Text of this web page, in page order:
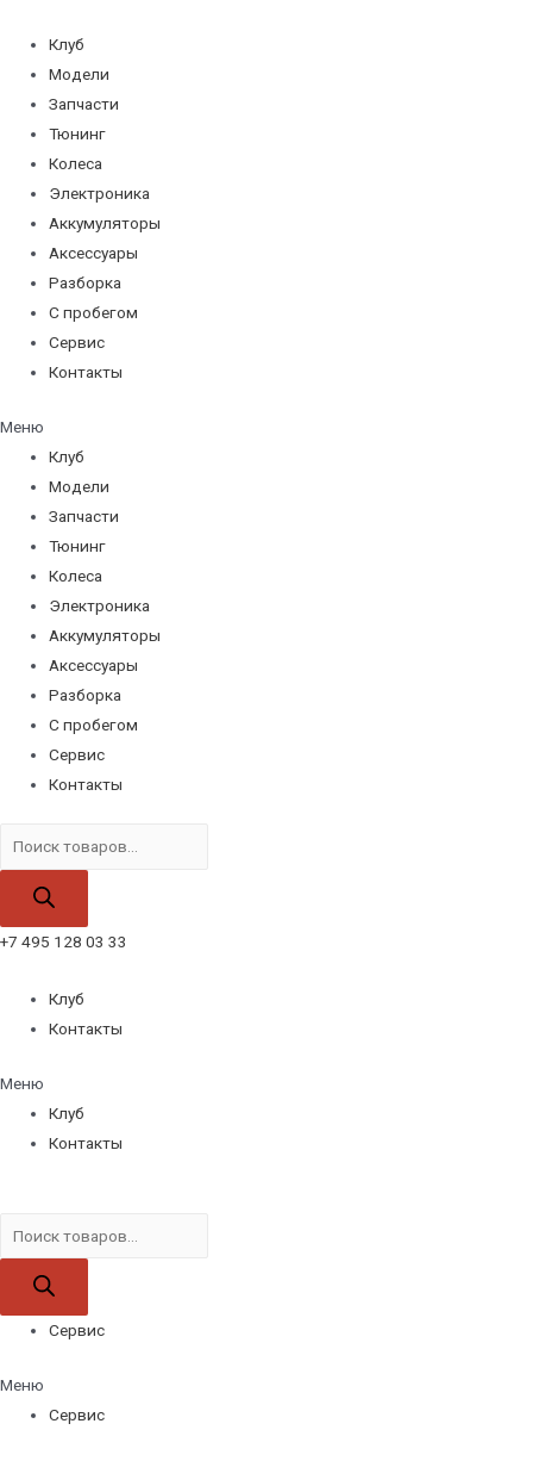
содержимому
Клуб
Модели
Запчасти
Тюнинг
Колеса
Электроника
Аккумуляторы
Аксессуары
Разборка
С пробегом
Сервис
Контакты
Меню
Клуб
Модели
Запчасти
Тюнинг
Колеса
Электроника
Аккумуляторы
Аксессуары
Разборка
С пробегом
Сервис
Контакты
товаров
+7 495 128 03 33
Клуб
Контакты
Меню
Клуб
Контакты
товаров
Сервис
Меню
Сервис